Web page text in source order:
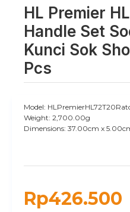
HL Premier
Handle Set
Kunci Sok
Pcs
Rp426.500
Model:
Weight: 2,700.00g
Dimensions: 37.00cm x